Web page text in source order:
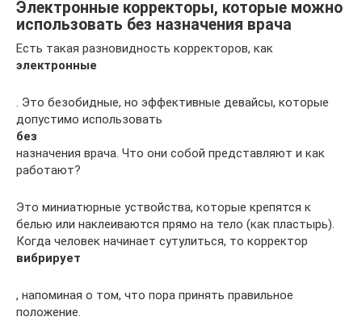
Электронные корректоры, которые можно
использовать без назначения врача
Есть такая разновидность корректоров, как
электронные
. Это безобидные, но эффективные девайсы, которые
допустимо использовать
без
назначения врача. Что они собой представляют и как
работают?
Это миниатюрные уствойства, которые крепятся к
белью или наклеиваются прямо на тело (как пластырь).
Когда человек начинает сутулиться, то корректор
вибрирует
, напоминая о том, что пора принять правильное
положение.